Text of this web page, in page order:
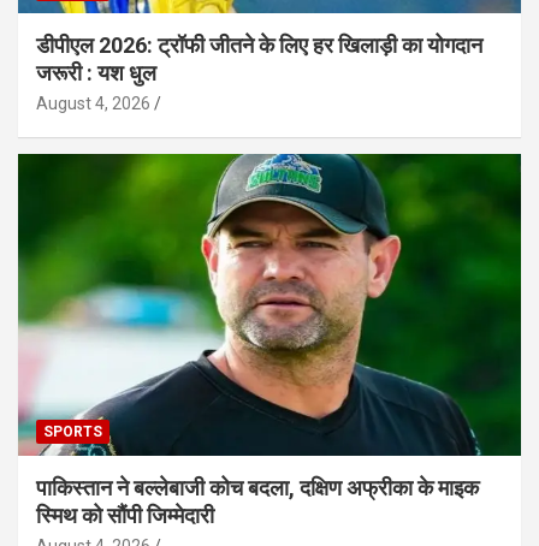
डीपीएल 2026: ट्रॉफी जीतने के लिए हर खिलाड़ी का योगदान
जरूरी : यश धुल
August 4, 2026
SPORTS
पाकिस्तान ने बल्लेबाजी कोच बदला, दक्षिण अफ्रीका के माइक
स्मिथ को सौंपी जिम्मेदारी